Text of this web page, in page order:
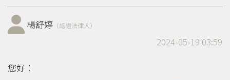
楊舒婷 （認證法律人）
2024-05-19 03:59
您好：